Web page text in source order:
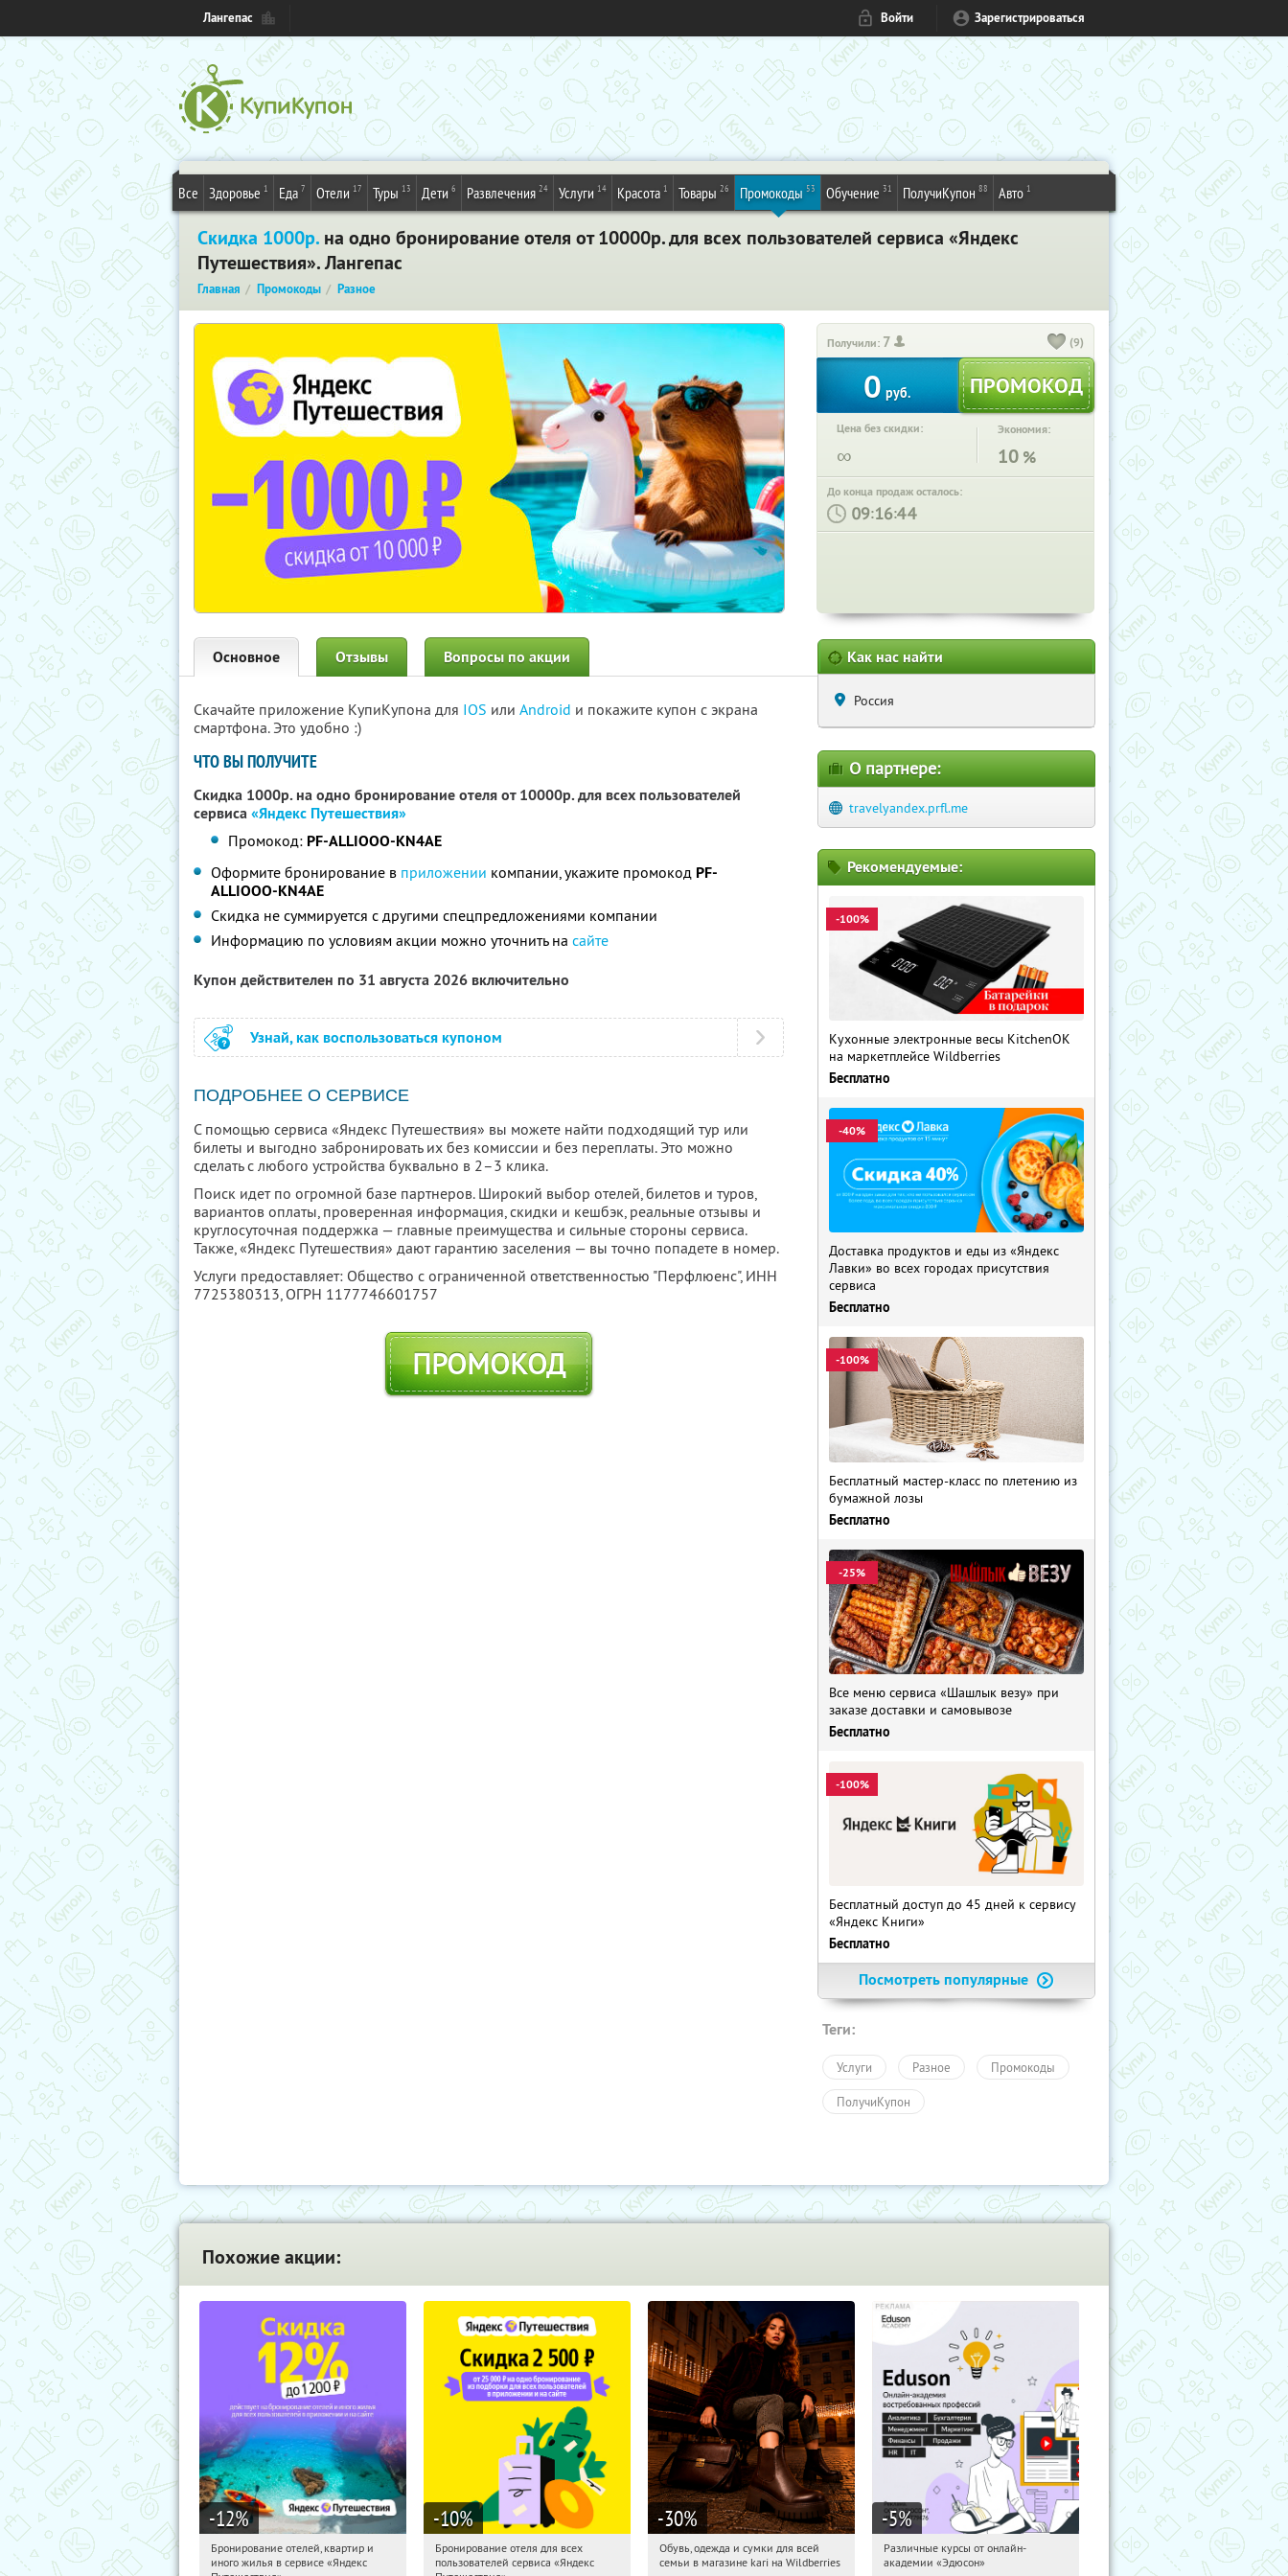
Лангепас Войти Зарегистрироваться
Все Здоровье 1 Еда 7 Отели 17 Туры 13 Дети 6 Развлечения 24 Услуги 14 Красота 1 Товары 26 Промокоды 53 Обучение 31 ПолучиКупон 88 Авто 1
Скидка 1000р. на одно бронирование отеля от 10000р. для всех пользователей сервиса «Яндекс
Путешествия». Лангепас
Главная Промокоды Разное
Получили: 7 (9)
0 руб.
Цена без скидки:
∞
Экономия:
10 %
До конца продаж осталось:
: :
Основное Отзывы Вопросы по акции
Скачайте приложение КупиКупона для IOS или Android и покажите купон с экрана
смартфона. Это удобно :)
ЧТО ВЫ ПОЛУЧИТЕ
Скидка 1000р. на одно бронирование отеля от 10000р. для всех пользователей
сервиса«Яндекс Путешествия»
Промокод: PF-ALLIOOO-KN4AE
Оформите бронирование в приложении компании, укажите промокод PF-
ALLIOOO-KN4AE
Скидка не суммируется с другими спецпредложениями компании
Информацию по условиям акции можно уточнить на сайте
Купон действителен по 31 августа 2026 включительно
Узнай, как воспользоваться купоном
ПОДРОБНЕЕ О СЕРВИСЕ
С помощью сервиса «Яндекс Путешествия» вы можете найти подходящий тур или
билеты и выгодно забронировать их без комиссии и без переплаты. Это можно
сделать с любого устройства буквально в 2–3 клика.
Поиск идет по огромной базе партнеров. Широкий выбор отелей, билетов и туров,
вариантов оплаты, проверенная информация, скидки и кешбэк, реальные отзывы и
круглосуточная поддержка — главные преимущества и сильные стороны сервиса.
Также, «Яндекс Путешествия» дают гарантию заселения — вы точно попадете в номер.
Услуги предоставляет: Общество с ограниченной ответственностью "Перфлюенс", ИНН
7725380313, ОГРН 1177746601757
ПРОМОКОД
Как нас найти
Россия
О партнере:
travelyandex.prfl.me
Рекомендуемые:
-100%
Кухонные электронные весы KitchenOK
на маркетплейсе Wildberries
Бесплатно
-40%
Доставка продуктов и еды из «Яндекс
Лавки» во всех городах присутствия
сервиса
Бесплатно
-100%
Бесплатный мастер-класс по плетению из
бумажной лозы
Бесплатно
-25%
Все меню сервиса «Шашлык везу» при
заказе доставки и самовывозе
Бесплатно
-100%
Бесплатный доступ до 45 дней к сервису
«Яндекс Книги»
Бесплатно
Посмотреть популярные
Теги:
Услуги Разное Промокоды
ПолучиКупон
Похожие акции:
-12%
12:06:30
Получи первым!
Бронирование отелей, квартир и
иного жилья в сервисе «Яндекс
-10%
12:06:30
Получи первым!
Бронирование отеля для всех
пользователей сервиса «Яндекс
-30%
12:06:30 Получили:
Обувь, одежда и сумки для всей
семьи в магазине kari на Wildberries
-5%
12:06:30 Получили:
Различные курсы от онлайн-
академии «Эдюсон»